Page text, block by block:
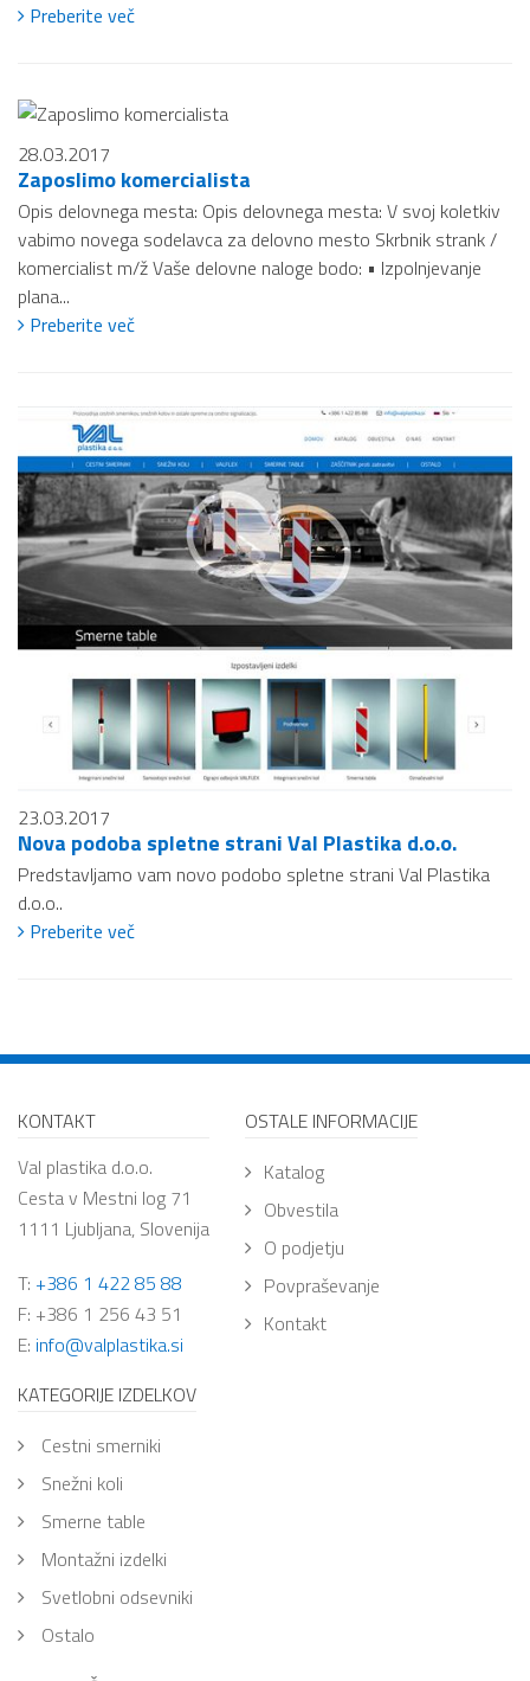
Preberite več
28.03.2017
Zaposlimo komercialista
Opis delovnega mesta: Opis delovnega mesta: V svoj koletkiv
vabimo novega sodelavca za delovno mesto Skrbnik strank /
komercialist m/ž Vaše delovne naloge bodo: • Izpolnjevanje
plana...
Preberite več
23.03.2017
Nova podoba spletne strani Val Plastika d.o.o.
Predstavljamo vam novo podobo spletne strani Val Plastika
d.o.o..
Preberite več
KONTAKT
Val plastika d.o.o.
Cesta v Mestni log 71
1111 Ljubljana, Slovenija
T: +386 1 422 85 88
F: +386 1 256 43 51
E: info@valplastika.si
OSTALE INFORMACIJE
Katalog
Obvestila
O podjetju
Povpraševanje
Kontakt
KATEGORIJE IZDELKOV
cestni smerniki
snežni koli
smerne table
montažni izdelki
svetlobni odsevniki
ostalo